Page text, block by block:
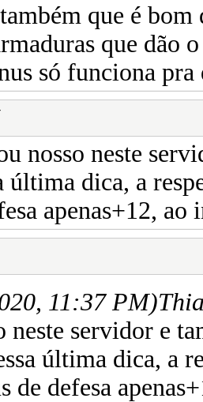
que é bom
que dão
só funciona
nosso neste
última dica, a
apenas+12,
11:37 PM)
neste servidor e
última dica, a
de defesa